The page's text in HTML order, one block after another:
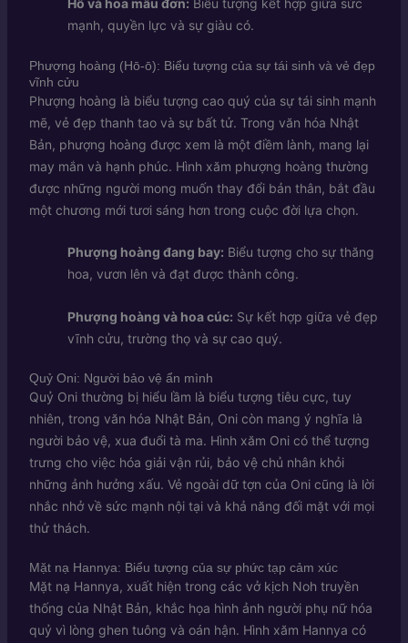
Hổ và hoa mẫu đơn: Biểu tượng kết hợp giữa sức
mạnh, quyền lực và sự giàu có.
Phượng hoàng (Hō-ō): Biểu tượng của sự tái sinh và vẻ đẹp
vĩnh cửu
Phượng hoàng là biểu tượng cao quý của sự tái sinh mạnh
mẽ, vẻ đẹp thanh tao và sự bất tử. Trong văn hóa Nhật
Bản, phượng hoàng được xem là một điềm lành, mang lại
may mắn và hạnh phúc. Hình xăm phượng hoàng thường
được những người mong muốn thay đổi bản thân, bắt đầu
một chương mới tươi sáng hơn trong cuộc đời lựa chọn.
Phượng hoàng đang bay: Biểu tượng cho sự thăng
hoa, vươn lên và đạt được thành công.
Phượng hoàng và hoa cúc: Sự kết hợp giữa vẻ đẹp
vĩnh cửu, trường thọ và sự cao quý.
Quỷ Oni: Người bảo vệ ẩn mình
Quỷ Oni thường bị hiểu lầm là biểu tượng tiêu cực, tuy
nhiên, trong văn hóa Nhật Bản, Oni còn mang ý nghĩa là
người bảo vệ, xua đuổi tà ma. Hình xăm Oni có thể tượng
trưng cho việc hóa giải vận rủi, bảo vệ chủ nhân khỏi
những ảnh hưởng xấu. Vẻ ngoài dữ tợn của Oni cũng là lời
nhắc nhở về sức mạnh nội tại và khả năng đối mặt với mọi
thử thách.
Mặt nạ Hannya: Biểu tượng của sự phức tạp cảm xúc
Mặt nạ Hannya, xuất hiện trong các vở kịch Noh truyền
thống của Nhật Bản, khắc họa hình ảnh người phụ nữ hóa
quỷ vì lòng ghen tuông và oán hận. Hình xăm Hannya có